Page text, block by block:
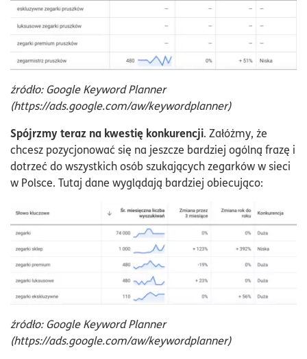
źródło: Google Keyword Planner
(https://ads.google.com/aw/keywordplanner)
Spójrzmy teraz na kwestię konkurencji. Załóżmy, że
chcesz pozycjonować się na jeszcze bardziej ogólną frazę i
dotrzeć do wszystkich osób szukających zegarków w sieci
w Polsce. Tutaj dane wyglądają bardziej obiecująco:
źródło: Google Keyword Planner
(https://ads.google.com/aw/keywordplanner)